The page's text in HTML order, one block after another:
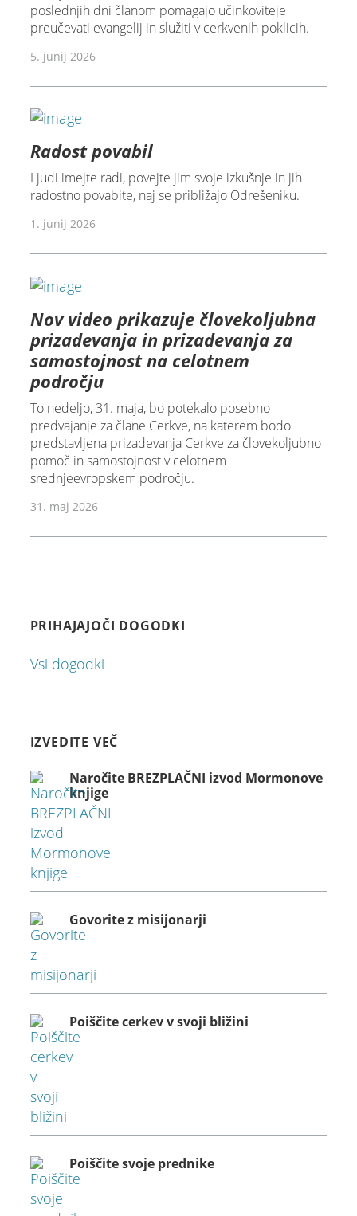
poslednjih dni članom pomagajo učinkoviteje
preučevati evangelij in služiti v cerkvenih poklicih.
5. junij 2026
Radost povabil
Ljudi imejte radi, povejte jim svoje izkušnje in jih
radostno povabite, naj se približajo Odrešeniku.
1. junij 2026
Nov video prikazuje človekoljubna
prizadevanja in prizadevanja za
samostojnost na celotnem
področju
To nedeljo, 31. maja, bo potekalo posebno
predvajanje za člane Cerkve, na katerem bodo
predstavljena prizadevanja Cerkve za človekoljubno
pomoč in samostojnost v celotnem
srednjeevropskem področju.
31. maj 2026
PRIHAJAJOČI DOGODKI
Vsi dogodki
IZVEDITE VEČ
Naročite BREZPLAČNI izvod Mormonove
knjige
Govorite z misijonarji
Poiščite cerkev v svoji bližini
Poiščite svoje prednike